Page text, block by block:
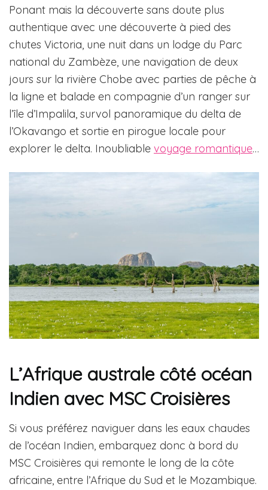
Ponant mais la découverte sans doute plus
authentique avec une découverte à pied des
chutes Victoria, une nuit dans un lodge du Parc
national du Zambèze, une navigation de deux
jours sur la rivière Chobe avec parties de pêche à
la ligne et balade en compagnie d’un ranger sur
l’île d’Impalila, survol panoramique du delta de
l’Okavango et sortie en pirogue locale pour
explorer le delta. Inoubliable voyage romantique…
L’Afrique australe côté océan
Indien avec MSC Croisières
Si vous préférez naviguer dans les eaux chaudes
de l’océan Indien, embarquez donc à bord du
MSC Croisières qui remonte le long de la côte
africaine, entre l’Afrique du Sud et le Mozambique.